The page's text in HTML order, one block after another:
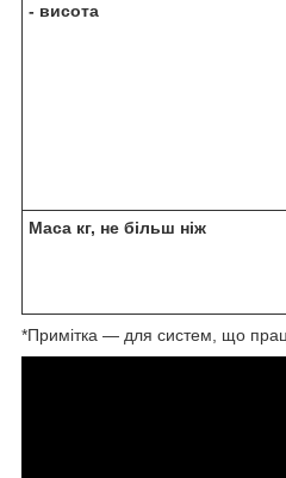
- висота
Маса кг, не більш ніж
*Примітка — для систем, що